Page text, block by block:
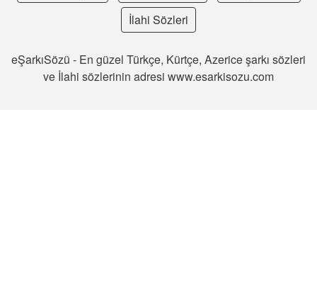
İlahi Sözleri
eŞarkıSözü - En güzel Türkçe, Kürtçe, Azerice şarkı sözleri
ve İlahi sözlerinin adresi www.esarkisozu.com